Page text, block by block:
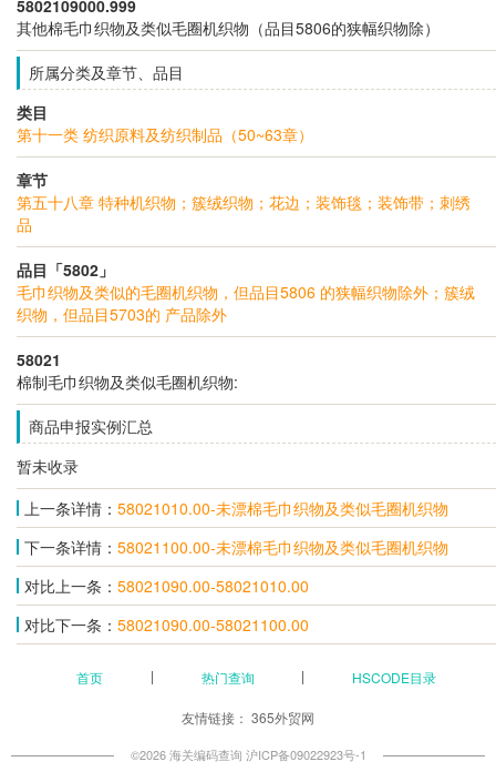
5802109000.999
其他棉毛巾织物及类似毛圈机织物（品目5806的狭幅织物除）
所属分类及章节、品目
类目
第十一类 纺织原料及纺织制品（50~63章）
章节
第五十八章 特种机织物；簇绒织物；花边；装饰毯；装饰带；刺绣
品
品目「5802」
毛巾织物及类似的毛圈机织物，但品目5806 的狭幅织物除外；簇绒
织物，但品目5703的 产品除外
58021
棉制毛巾织物及类似毛圈机织物:
商品申报实例汇总
暂未收录
上一条详情： 58021010.00-未漂棉毛巾织物及类似毛圈机织物
下一条详情： 58021100.00-未漂棉毛巾织物及类似毛圈机织物
对比上一条： 58021090.00-58021010.00
对比下一条： 58021090.00-58021100.00
首页 热门查询 HSCODE目录
友情链接： 365外贸网
©2026 海关编码查询 沪ICP备09022923号-1